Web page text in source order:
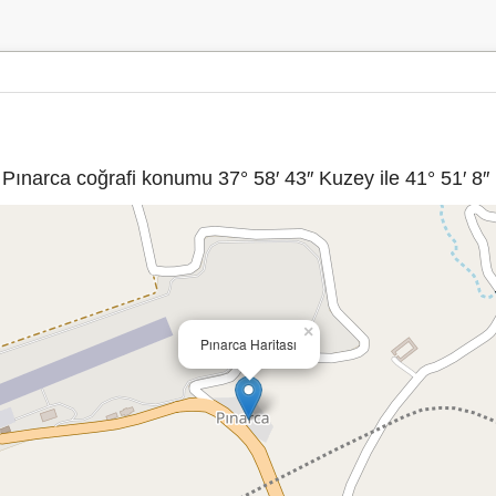
coğrafi konumu 37° 58′ 43″ Kuzey ile 41° 51′
Pınarca Haritası
×